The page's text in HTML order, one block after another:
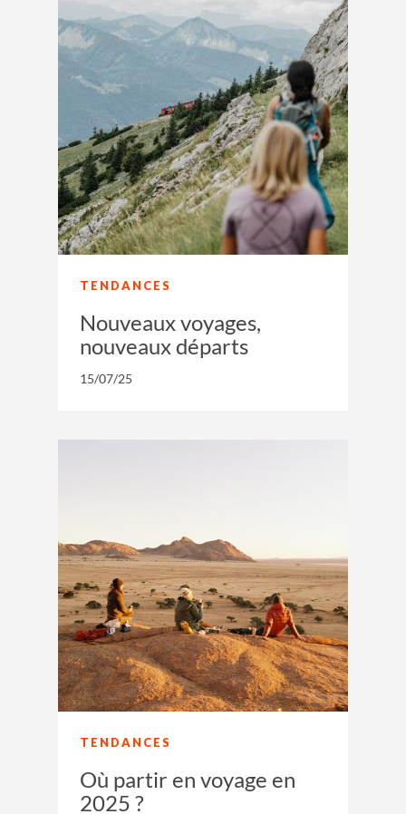
TENDANCES
Nouveaux voyages,
nouveaux départs
15/07/25
TENDANCES
Où partir en voyage en
2025 ?